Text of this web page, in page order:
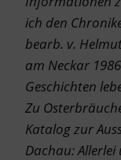
ich den
bearb. v.
am Neckar
Geschichten
Zu
Katalog zur
Dachau: Allerlei